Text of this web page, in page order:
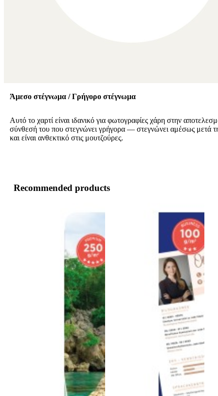
Άμεσο στέγνωμα / Γρήγορο στέγνωμα
Αυτό το χαρτί είναι ιδανικό για φωτογραφίες χάρη στην
σύνθεσή του που στεγνώνει γρήγορα — στεγνώνει αμέσως μετά
και είναι ανθεκτικό στις μουτζούρες.
Recommended products